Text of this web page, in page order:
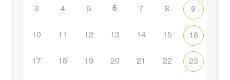
3 4 5 6 7 8 9
10 11 12 13 14 15 16
17 18 19 20 21 22 23